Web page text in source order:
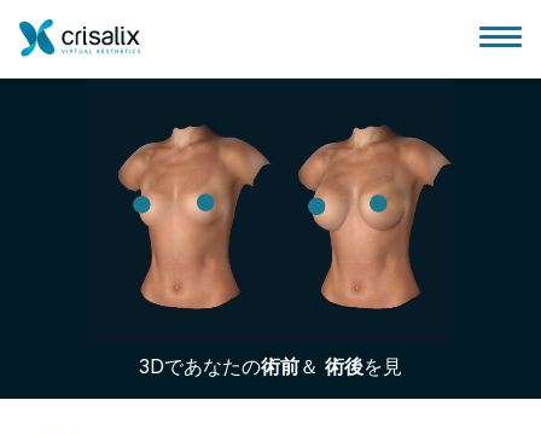
外科医ホーム
3Dビジネスプラットフォーム
サブスクリプションプラン
3Dであなたの術前＆ 術後を見